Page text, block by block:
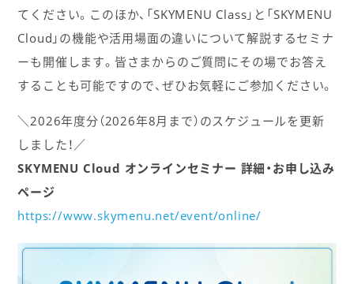
てください。このほか、「SKYMENU Class」と「SKYMENU
Cloud」の機能や活用場面の違いについて解説するセミナ
ーも開催します。皆さまからのご質問にその場でお答え
することも可能ですので、ぜひお気軽にご参加ください。
＼2026年度分（2026年8月まで）のスケジュールを更新
しました！／
SKYMENU Cloud オンラインセミナー 詳細・お申し込み
ページ
https://www.skymenu.net/event/online/